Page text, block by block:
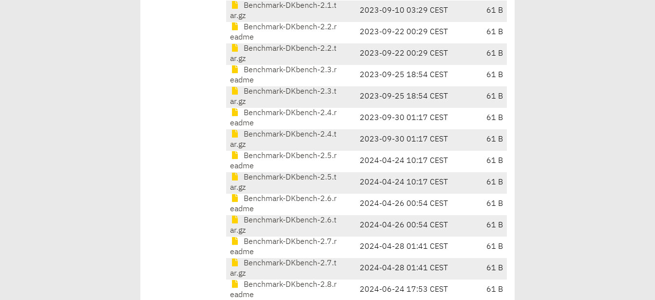
Benchmark-DKbench-2.1.t
ar.gz
2023-09-10 03:29 CEST 61 B
Benchmark-DKbench-2.2.r
eadme
2023-09-22 00:29 CEST 61 B
Benchmark-DKbench-2.2.t
ar.gz
2023-09-22 00:29 CEST 61 B
Benchmark-DKbench-2.3.r
eadme
2023-09-25 18:54 CEST 61 B
Benchmark-DKbench-2.3.t
ar.gz
2023-09-25 18:54 CEST 61 B
Benchmark-DKbench-2.4.r
eadme
2023-09-30 01:17 CEST 61 B
Benchmark-DKbench-2.4.t
ar.gz
2023-09-30 01:17 CEST 61 B
Benchmark-DKbench-2.5.r
eadme
2024-04-24 10:17 CEST 61 B
Benchmark-DKbench-2.5.t
ar.gz
2024-04-24 10:17 CEST 61 B
Benchmark-DKbench-2.6.r
eadme
2024-04-26 00:54 CEST 61 B
Benchmark-DKbench-2.6.t
ar.gz
2024-04-26 00:54 CEST 61 B
Benchmark-DKbench-2.7.r
eadme
2024-04-28 01:41 CEST 61 B
Benchmark-DKbench-2.7.t
ar.gz
2024-04-28 01:41 CEST 61 B
Benchmark-DKbench-2.8.r
eadme
2024-06-24 17:53 CEST 61 B